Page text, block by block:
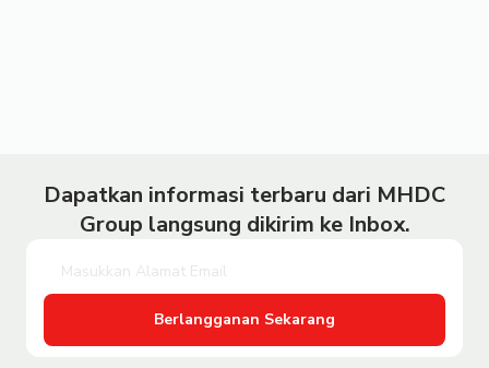
Dapatkan informasi terbaru dari MHDC
Group langsung dikirim ke Inbox.
Berlangganan Sekarang